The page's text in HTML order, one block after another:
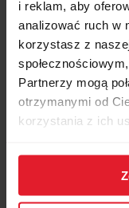
i reklam, aby
analizować ruch w
korzystasz z
Partnerzy mogą
otrzymanymi od
korzystania z ich